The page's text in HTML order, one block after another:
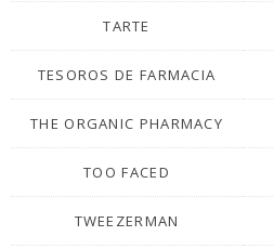
TARTE
TESOROS DE FARMACIA
THE ORGANIC PHARMACY
TOO FACED
TWEEZERMAN